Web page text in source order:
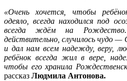
«Очень хочется, чтобы
одеяло, всегда находился под
всегда ждём на
действительно, случилось чудо
и дал нам всем надежду, веру,
ребёнок всегда жил в вере,
чтобы его хранила
рассказ Людмила Антонова.